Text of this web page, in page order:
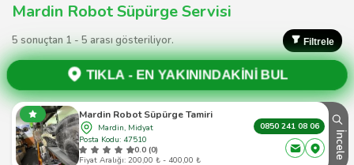
Mardin Robot Süpürge Servisi
5 sonuçtan 1 - 5 arası gösteriliyor. Filtrele
TIKLA -EN YAKININDAKİNİ BUL
Mardin Robot Süpürge Tamiri
Mardin, Midyat
Posta Kodu: 47510
0.0 (0)
Fiyat Aralığı: 200,00 ₺ - 400,00 ₺
0850 241 08 06
İncele